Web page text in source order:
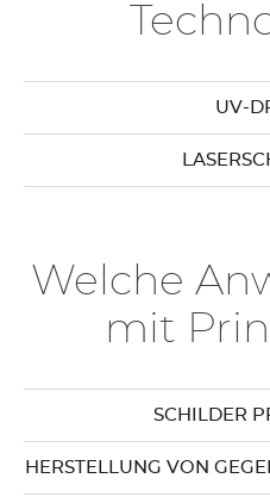
UV-
Welche
mit
SCHILDER
HERSTELLUNG VON